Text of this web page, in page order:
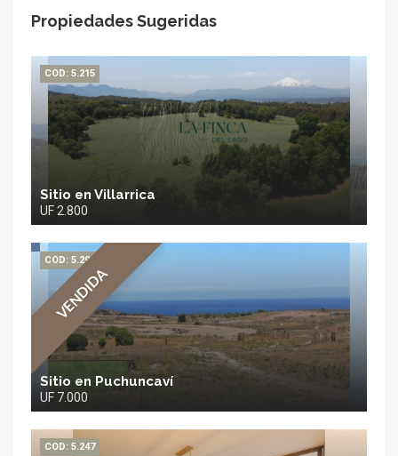
Propiedades Sugeridas
COD: 5.215
Sitio en Villarrica
UF 2.800
VENDIDA
COD: 5.296
Sitio en Puchuncaví
UF 7.000
COD: 5.247